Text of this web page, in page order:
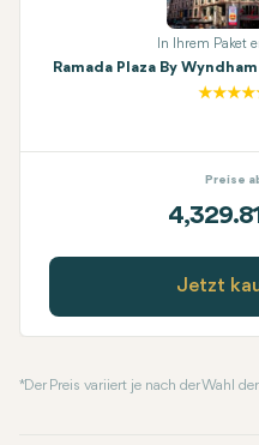
In Ihrem Paket
Ramada Plaza By
Preise
Jetzt
* Der Preis variiert je nach der Wahl